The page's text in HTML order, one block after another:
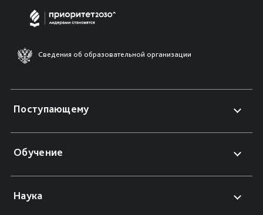
Сведения об образовательной организации
Поступающему
Обучение
Наука